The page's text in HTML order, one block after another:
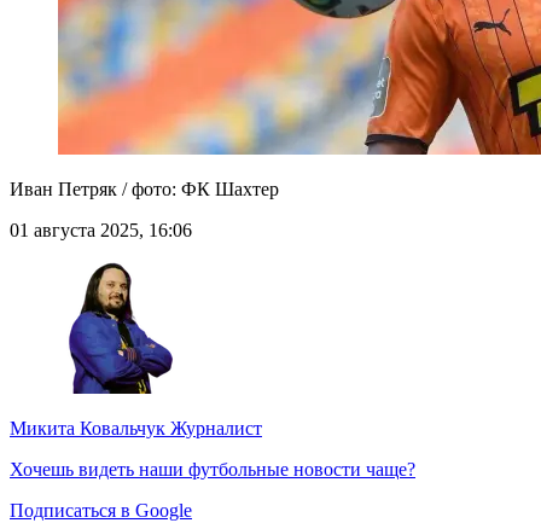
Иван Петряк / фото: ФК Шахтер
01 августа 2025, 16:06
Микита Ковальчук Журналист
Хочешь видеть наши футбольные новости чаще?
Подписаться в Google